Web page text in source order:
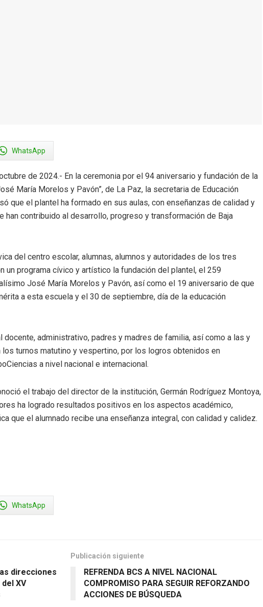
WhatsApp
de 2024.- En la ceremonia por el 94 aniversario y fundación de la
María Morelos y Pavón”, de La Paz, la secretaria de Educación
que el plantel ha formado en sus aulas, con enseñanzas de calidad y
han contribuido al desarrollo, progreso y transformación de Baja
del centro escolar, alumnas, alumnos y autoridades de los tres
un programa cívico y artístico la fundación del plantel, el 259
José María Morelos y Pavón, así como el 19 aniversario de que
a esta escuela y el 30 de septiembre, día de la educación
docente, administrativo, padres y madres de familia, así como a las y
turnos matutino y vespertino, por los logros obtenidos en
a nivel nacional e internacional.
el trabajo del director de la institución, Germán Rodríguez Montoya,
ha logrado resultados positivos en los aspectos académico,
que el alumnado recibe una enseñanza integral, con calidad y calidez.
WhatsApp
direcciones
XV
Publicación siguiente
REFRENDA BCS A NIVEL NACIONAL
COMPROMISO PARA SEGUIR REFORZANDO
ACCIONES DE BÚSQUEDA